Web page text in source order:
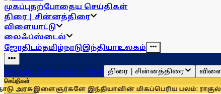
முகப்புதற்போதைய செய்திகள்
திரை | சின்னத்திரை
விளையாட்டு
லைஃப்ஸ்டைல்
ஜோதிடம்தமிழ்நாடுஇந்தியாஉலகம்
முகப்புதற்போதைய செய்திகள் திரை | சின்னத்திரை
செய்திகள்
இந்தியாவின் மிகப்பெரிய பலம்: ராகுல் காந்தி